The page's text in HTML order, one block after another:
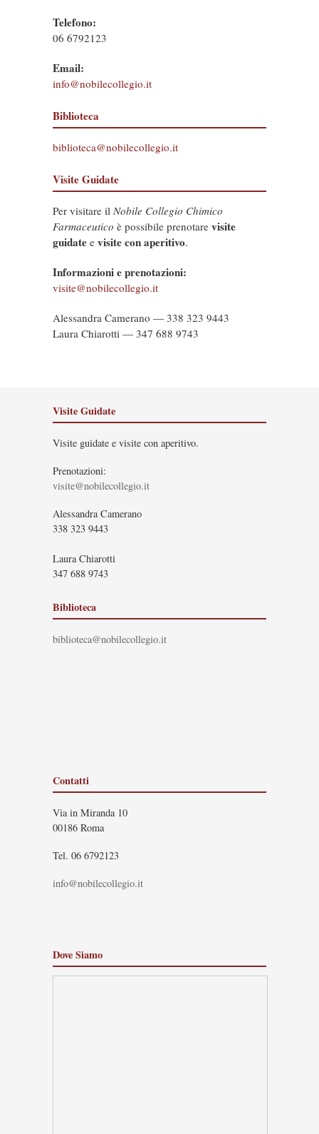
Telefono:
06 6792123
Email:
info@nobilecollegio.it
Biblioteca
biblioteca@nobilecollegio.it
Visite Guidate
Per visitare il Nobile Collegio Chimico
Farmaceutico è possibile prenotare visite
guidate e visite con aperitivo.
Informazioni e prenotazioni:
visite@nobilecollegio.it
Alessandra Camerano — 338 323 9443
Laura Chiarotti — 347 688 9743
Visite Guidate
Visite guidate e visite con aperitivo.
Prenotazioni:
visite@nobilecollegio.it
Alessandra Camerano
338 323 9443
Laura Chiarotti
347 688 9743
Biblioteca
biblioteca@nobilecollegio.it
Contatti
Via in Miranda 10
00186 Roma
Tel. 06 6792123
info@nobilecollegio.it
Dove Siamo